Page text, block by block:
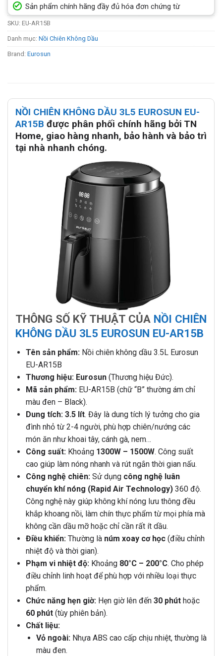
Sản phẩm chính hãng đầy đủ hóa đơn chứng từ
SKU: EU-AR15B
Danh mục: Nồi Chiên Không Dầu
Brand: Eurosun
NỒI CHIÊN KHÔNG DẦU 3L5 EUROSUN EU-
AR15B được phân phối chính hãng bởi TN
Home, giao hàng nhanh, bảo hành và bảo trì
tại nhà nhanh chóng.
THÔNG SỐ KỸ THUẬT CỦA NỒI CHIÊN
KHÔNG DẦU 3L5 EUROSUN EU-AR15B
Tên sản phẩm:Nồi chiên không dầu 3.5L Eurosun
EU-AR15B
Thương hiệu: Eurosun(Thương hiệu Đức).
Mã sản phẩm:EU-AR15B (chữ “B” thường ám chỉ
màu đen – Black).
Dung tích: 3.5 lít. Đây là dung tích lý tưởng cho gia
đình nhỏ từ 2-4 người, phù hợp chiên/nướng các
món ăn như khoai tây, cánh gà, nem…
Công suất:Khoảng 1300W – 1500W. Công suất
cao giúp làm nóng nhanh và rút ngắn thời gian nấu.
Công nghệ chiên:Sử dụng công nghệ luân
chuyển khí nóng (Rapid Air Technology)360 độ.
Công nghệ này giúp không khí nóng lưu thông đều
khắp khoang nồi, làm chín thực phẩm từ mọi phía mà
không cần dầu mỡ hoặc chỉ cần rất ít dầu.
Điều khiển:Thường là núm xoay cơ học(điều chỉnh
nhiệt độ và thời gian).
Phạm vi nhiệt độ:Khoảng 80°C – 200°C. Cho phép
điều chỉnh linh hoạt để phù hợp với nhiều loại thực
phẩm.
Chức năng hẹn giờ:Hẹn giờ lên đến 30 phúthoặc
60 phút(tùy phiên bản).
Chất liệu:
Vỏ ngoài:Nhựa ABS cao cấp chịu nhiệt, thường là
màu đen.